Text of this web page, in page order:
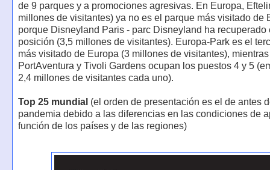
de 9 parques y a promociones agresivas. En Europa,
millones de visitantes) ya no es el parque más visitado de
porque Disneyland Paris - parc Disneyland ha recuperado
posición (3,5 millones de visitantes). Europa-Park es el
más visitado de Europa (3 millones de visitantes),
PortAventura y Tivoli Gardens ocupan los puestos 4 y 5
2,4 millones de visitantes cada uno).
Top 25 mundial (el orden de presentación es el de antes
pandemia debido a las diferencias en las condiciones de
función de los países y de las regiones)